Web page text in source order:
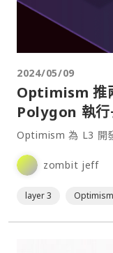
2024/05/09
Optimism 推
Polygon 執行
根本不如 L2
zombit jeff
layer 3 Optimism